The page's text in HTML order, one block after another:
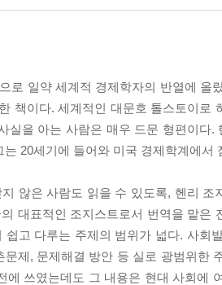
으로 일약 세계적 경제학자의 반열에
책이다. 세계적인 대문호 톨스토이로
실을 아는 사람은 매우 드문 형편이다
는 20세기에 들어와 미국 경제학계에서
않은 사람도 읽을 수 있도록, 헨리
대표적인 조지스트로서 번역을 맡은
쉽고 다루는 주제의 범위가 넓다. 사회
문제, 문제해결 방안 등 실로 광범위한
에 쓰였는데도 그 내용은 현대 사회에